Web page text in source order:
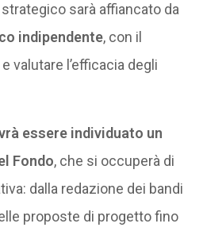
sarà affiancato da
indipendente, con il
valutare l’efficacia degli
essere individuato un
Fondo, che si occuperà di
dalla redazione dei bandi
proposte di progetto fino